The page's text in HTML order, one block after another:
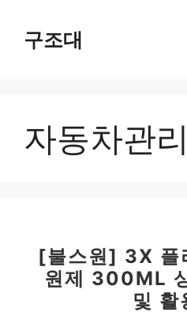
구조대
자동차관리
[불스원] 3X 플
원제 300ML
및 활